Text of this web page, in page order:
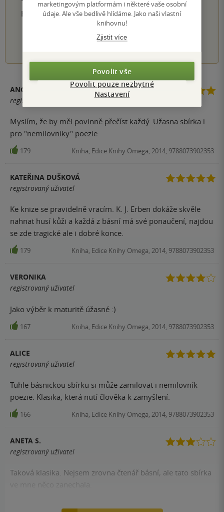
Hodnocení našich knihkupců: 0.0 z 5
3 4 5
ANONYM
registrovaný uživatel
Myslím, že by měl povinně přečíst každý. Užasna sbírka i
pro "nemilovniky" poezie.
179 Kniha, Edice Knihy Omega, 2014, 9788073902353
KATEŘINA DUŠKOVÁ
registrovaný uživatel
Ke knize se pravidelně vracím. K. J. Erben dokáže skvěle
nahnat husí kůži a každá z básní má své ponaučení, najdou
se zde tragické ale i dobré konce.
179 Kniha, Edice Knihy Omega, 2014, 9788073902353
VERONIKA
registrovaný uživatel
Jako výběr k maturitě úžasné :)
167 Kniha, Edice Knihy Omega, 2014, 9788073902353
ALICE
registrovaný uživatel
Tuhle básnickou sbírku si může zamilovat i nemilovník
poezie. Klasika, která nutí člověka k zamyšlení.
166 Kniha, Edice Knihy Omega, 2014, 9788073902353
ANETA S.
registrovaný uživatel
Taková klasika. Nejsem zrovna čtenář básní, ale tato sbírka
marketingovým platformám i některé vaše osobní
údaje. Ale vše bedlivě hlídáme. Jako naši vlastní
knihovnu!
Zjistit více
Povolit vše
Povolit pouze nezbytné
Nastavení